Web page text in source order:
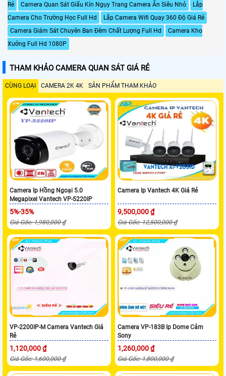
Rẻ
Camera Quan Sát Giấu Kín Ngụy Trang Camera Ẩn Siêu Nhỏ
Lắp
Camera Cho Trường Học Full Hd
Lắp Camera Wifi Quay 360 Độ Giá Rẻ
Camera Giám Sát Chuyên Ban Đêm Chất Lượng Full Hd
Camera Kho
Xưởng Full Hd 1080P
THAM KHẢO CAMERA QUAN SÁT GIÁ RẺ
CÙNG LOẠI CAMERA 2K 4K SẢN PHẨM THAM KHẢO
Camera Ip Hồng Ngoại 5.0
Megapixel Vantech VP-5220IP
5%-35%
Giá Gốc: 1,980,000 ₫
Camera Ip Vantech 4K Giá Rẻ
9,500,000 ₫
Giá Gốc: 12,500,000 ₫
VP-2200IP-M Camera Vantech Giá
Rẻ
1,120,000 ₫
Giá Gốc: 1,600,000 ₫
Camera VP-183B Ip Dome Cảm
Sony
1,260,000 ₫
Giá Gốc: 1,800,000 ₫